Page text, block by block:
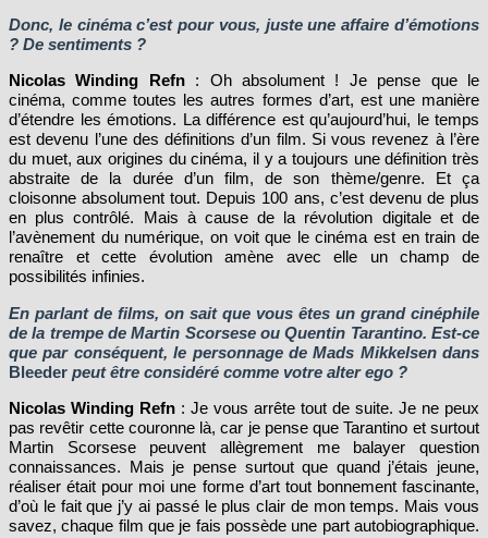
Donc, le cinéma c’est pour vous, juste une affaire d’émotions
? De sentiments ?
Nicolas Winding Refn: Oh absolument ! Je pense que le
cinéma, comme toutes les autres formes d’art, est une manière
d’étendre les émotions. La différence est qu’aujourd’hui, le temps
est devenu l’une des définitions d’un film. Si vous revenez à l’ère
du muet, aux origines du cinéma, il y a toujours une définition très
abstraite de la durée d’un film, de son thème/genre. Et ça
cloisonne absolument tout. Depuis 100 ans, c’est devenu de plus
en plus contrôlé. Mais à cause de la révolution digitale et de
l’avènement du numérique, on voit que le cinéma est en train de
renaître et cette évolution amène avec elle un champ de
possibilités infinies.
En parlant de films, on sait que vous êtes un grand cinéphile
de la trempe de Martin Scorsese ou Quentin Tarantino. Est-ce
que par conséquent, le personnage de Mads Mikkelsen dans
Bleeder peut être considéré comme votre alter ego ?
Nicolas Winding Refn : Je vous arrête tout de suite. Je ne peux
pas revêtir cette couronne là, car je pense que Tarantino et surtout
Martin Scorsese peuvent allègrement me balayer question
connaissances. Mais je pense surtout que quand j’étais jeune,
réaliser était pour moi une forme d’art tout bonnement fascinante,
d’où le fait que j’y ai passé le plus clair de mon temps. Mais vous
savez, chaque film que je fais possède une part autobiographique.